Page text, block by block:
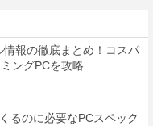
情報の徹底まとめ！コスパ
ングPCを攻略
るのに必要なPCスペック